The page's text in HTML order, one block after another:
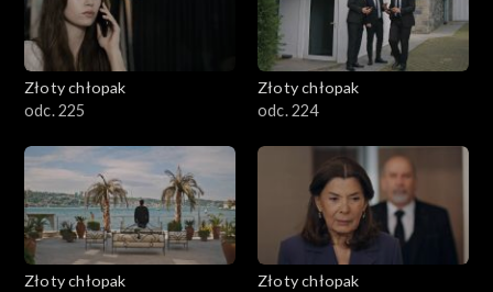
Złoty chłopak
odc. 225
Złoty chłopak
odc. 224
Złoty chłopak
Złoty chłopak